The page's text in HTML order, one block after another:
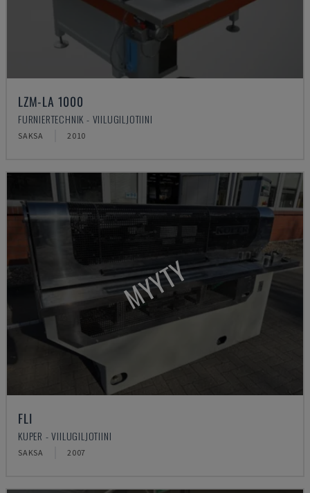
LZM-LA 1000
FURNIERTECHNIK - VIILUGILJOTIINI
SAKSA 2010
MYYTY
FLI
KUPER - VIILUGILJOTIINI
SAKSA 2007